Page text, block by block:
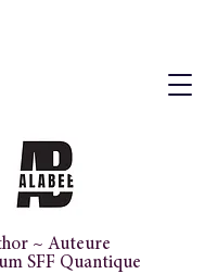
~ Auteure
SFF Quantique